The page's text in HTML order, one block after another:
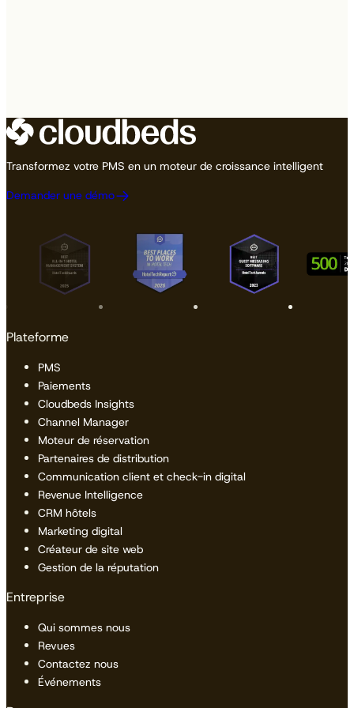
Transformez votre PMS en un moteur de croissance intelligent
Demander une démo
Plateforme
PMS
Paiements
Cloudbeds Insights
Channel Manager
Moteur de réservation
Partenaires de distribution
Communication client et check-in digital
Revenue Intelligence
CRM hôtels
Marketing digital
Créateur de site web
Gestion de la réputation
Entreprise
Qui sommes nous
Revues
Contactez nous
Événements